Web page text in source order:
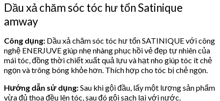
amway
Dầu xả chăm sóc tóc hư tổn Satinique
amway
Công dụng: Dầu xả chăm sóc tóc hư tổn SATINIQUE với công
nghệ ENERJUVE giúp nhẹ nhàng phục hồi vẻ đẹp tự nhiên của
mái tóc, đồng thời chiết xuất quả lựu và hạt nho giúp tóc ít chẻ
ngọn và trông bóng khỏe hơn. Thích hợp cho tóc bị chẻ ngọn.
Hướng dẫn sử dụng:Sau khi gội đầu, lấy một lượng sản phẩm
vừa đủ thoa đều lên tóc, sau đó gội sạch lại với nước.